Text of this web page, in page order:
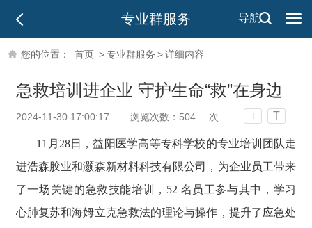
导航
专业群服务
您的位置： 首页 >专业群服务 >详细内容
急救培训进企业 守护生命“救”在身边
2024-11-30 17:00:17 浏览次数： 504 次 T T
11月28日，益阳医学高等专科学校的专业培训团队走
进浩森胶业和灏森新材料科技有限公司，为企业员工带来
了一场关键的急救技能培训，52 名员工参与其中，学习
心肺复苏和海姆立克急救法的理论与操作，提升了应急处